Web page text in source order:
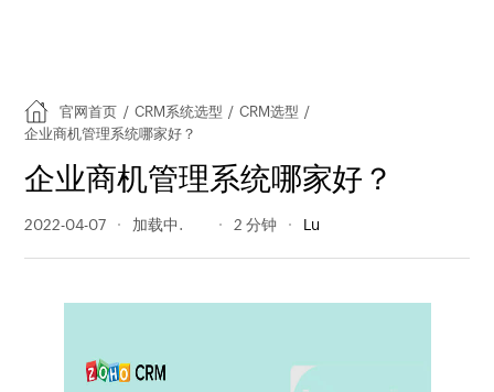
官网首页 / CRM系统选型 / CRM选型 /
企业商机管理系统哪家好？
企业商机管理系统哪家好？
2022-04-07 447 阅读量 2 分钟 Lu